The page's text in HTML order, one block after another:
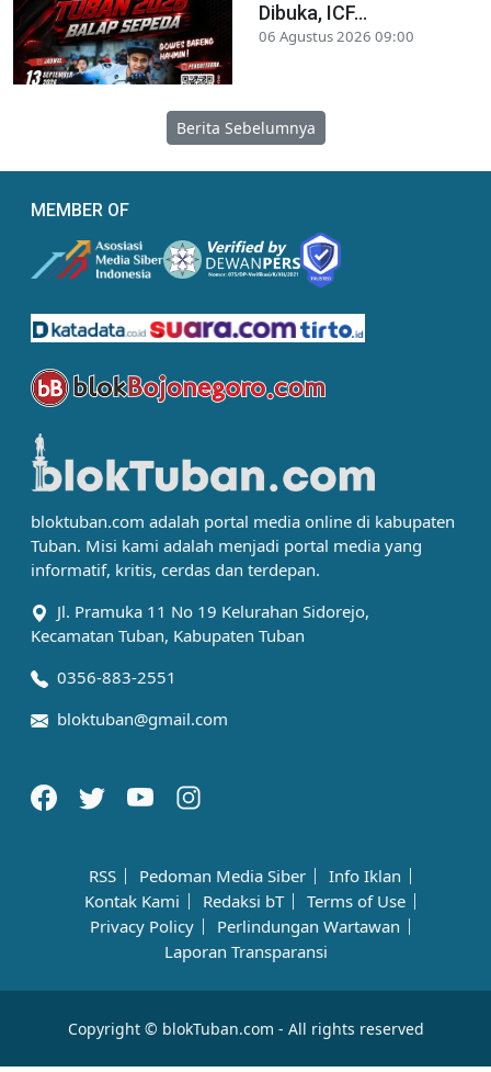
Dibuka, ICF...
06 Agustus 2026 09:00
Berita Sebelumnya
MEMBER OF
bloktuban.com adalah portal media online di kabupaten
Tuban. Misi kami adalah menjadi portal media yang
informatif, kritis, cerdas dan terdepan.
Jl. Pramuka 11 No 19 Kelurahan Sidorejo,
Kecamatan Tuban, Kabupaten Tuban
0356-883-2551
bloktuban@gmail.com
RSS Pedoman Media Siber
Info Iklan
Kontak Kami
Redaksi bT
Terms of Use
Privacy Policy
Perlindungan Wartawan
Laporan Transparansi
Copyright © blokTuban.com - All rights reserved